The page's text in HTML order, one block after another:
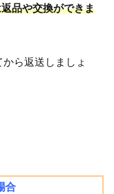
品や交換ができま
ら返送しましょ
合